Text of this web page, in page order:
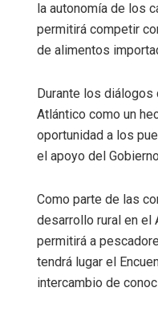
la autonomía de los
permitirá competir
de alimentos
Durante los diálogos
Atlántico como un
oportunidad a los
el apoyo del
Como parte de las
desarrollo rural en el
permitirá a
tendrá lugar el
intercambio de